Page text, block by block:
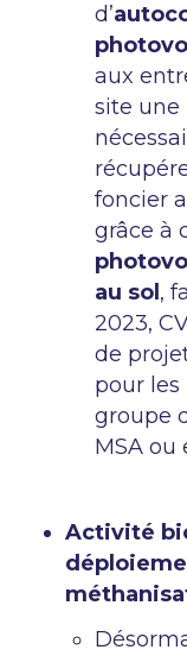
d’
aux
site une
foncier
grâce à
au sol ,
2023,
de
pour les
groupe
MSA ou
Activité